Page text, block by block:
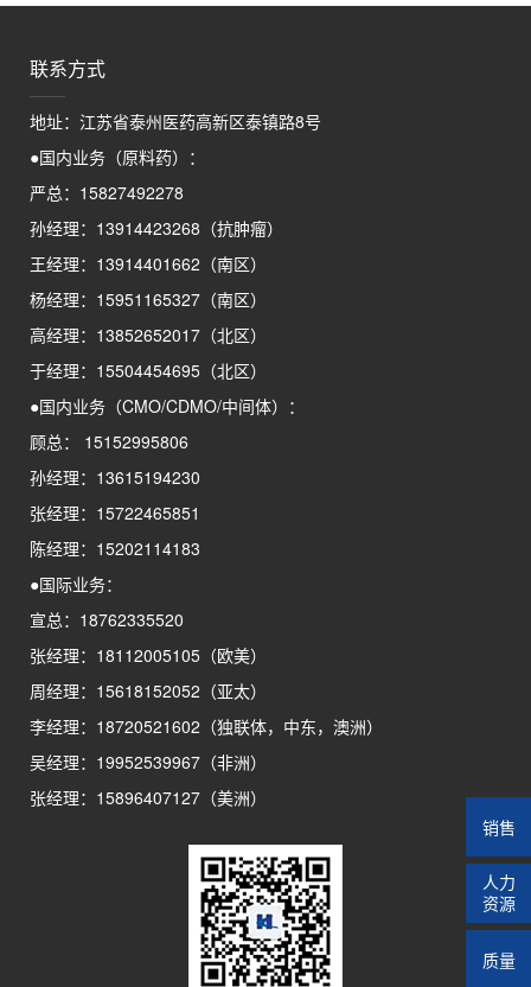
联系方式
地址：江苏省泰州医药高新区泰镇路8号
●国内业务（原料药）：
严总：15827492278
孙经理：13914423268（抗肿瘤）
王经理：13914401662（南区）
杨经理：15951165327（南区）
高经理：13852652017（北区）
于经理：15504454695（北区）
●国内业务（CMO/CDMO/中间体）：
顾总： 15152995806
孙经理：13615194230
张经理：15722465851
陈经理：15202114183
●国际业务：
宣总：18762335520
张经理：18112005105（欧美）
周经理：15618152052（亚太）
李经理：18720521602（独联体，中东，澳洲）
吴经理：19952539967（非洲）
张经理：15896407127（美洲）
销售
人力
资源
质量